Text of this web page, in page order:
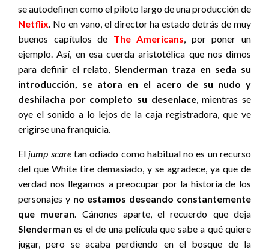
se autodefinen como el piloto largo de una producción de
Netflix . No en vano, el director ha estado detrás de muy
buenos capítulos de The Americans , por poner un
ejemplo. Así, en esa cuerda aristotélica que nos dimos
para definir el relato, Slenderman traza en seda su
introducción, se atora en el acero de su nudo y
deshilacha por completo su desenlace, mientras se
oye el sonido a lo lejos de la caja registradora, que ve
erigirse una franquicia.
El jump scaretan odiado como habitual no es un recurso
del que White tire demasiado, y se agradece, ya que de
verdad nos llegamos a preocupar por la historia de los
personajes yno estamos deseando constantemente
que mueran . Cánones aparte, el recuerdo que deja
Slenderman es el de una película que sabe a qué quiere
jugar, pero se acaba perdiendo en el bosque de la